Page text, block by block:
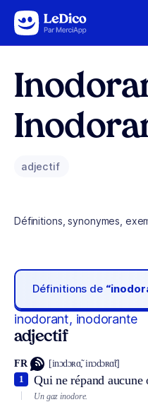
Aller au contenu
adjectif
Définitions, synonymes,
Définitions de
inodorant, inodorante
adjectif
FR [inɔdɔʀɑ̃, inɔdɔʀɑ̃t]
Qui ne répand aucune
1
Un gaz inodore.